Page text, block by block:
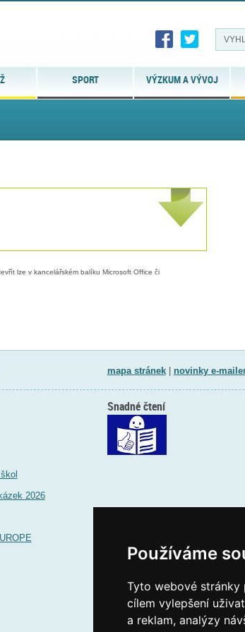
Používáme
Tyto webové stránky
cílem vylepšení
a reklam, analýzy
SPORT VÝZKUM A VÝVOJ
lze v kancelářském balíku Microsoft Office či
mapa stránek| novinky e-
2026
Snadné čtení